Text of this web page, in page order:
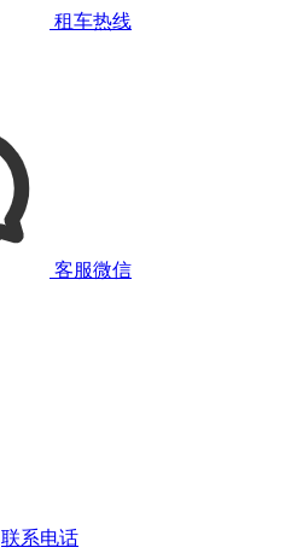
租车热线
客服微信
联系电话